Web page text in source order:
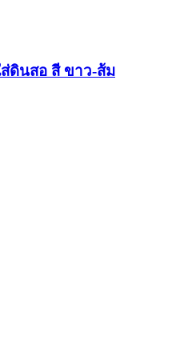
ดินสอ สี ขาว-ส้ม